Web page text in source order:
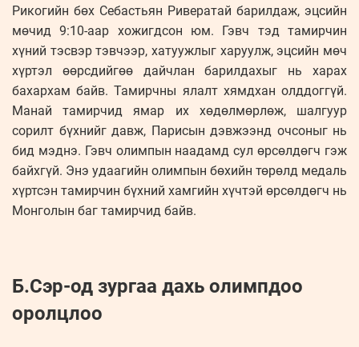
Рикогийн бөх Себастьян Ривератай барилдаж, эцсийн
мөчид 9:10-аар хожигдсон юм. Гэвч тэд тамирчин
хүний тэсвэр тэвчээр, хатуужлыг харуулж, эцсийн мөч
хүртэл өөрсдийгөө дайчлан барилдахыг нь харах
бахархам байв. Тамирчны ялалт хямдхан олддоггүй.
Манай тамирчид ямар их хөдөлмөрлөж, шалгуур
сорилт бүхнийг давж, Парисын дэвжээнд очсоныг нь
бид мэднэ. Гэвч олимпын наадамд сул өрсөлдөгч гэж
байхгүй. Энэ удаагийн олимпын бөхийн төрөлд медаль
хүртсэн тамирчин бүхний хамгийн хүчтэй өрсөлдөгч нь
Монголын баг тамирчид байв.
Б.Сэр-од зургаа дахь олимпдоо
оролцлоо